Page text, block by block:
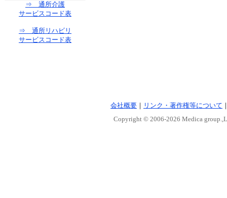
⇒ 通所介護
サービスコード表
⇒ 通所リハビリ
サービスコード表
会社概要 ｜ リンク・著作権等について
Copyright © 2006-2026 Medica